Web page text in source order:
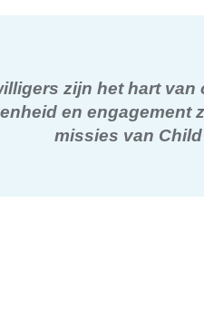
zijn het hart van
en engagement
missies van